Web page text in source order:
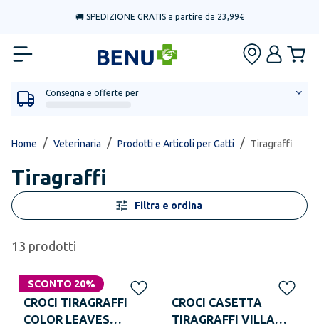
🚚 SPEDIZIONE GRATIS a partire da 23,99€
Consegna e offerte per
Home / Veterinaria / Prodotti e Articoli per Gatti / Tiragraffi
Tiragraffi
Filtra e ordina
13 prodotti
SCONTO 20%
CROCI TIRAGRAFFI
COLOR LEAVES
CROCI CASETTA
TIRAGRAFFI VILLA